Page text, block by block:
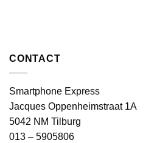
CONTACT
Smartphone Express
Jacques Oppenheimstraat 1A
5042 NM Tilburg
013 – 5905806